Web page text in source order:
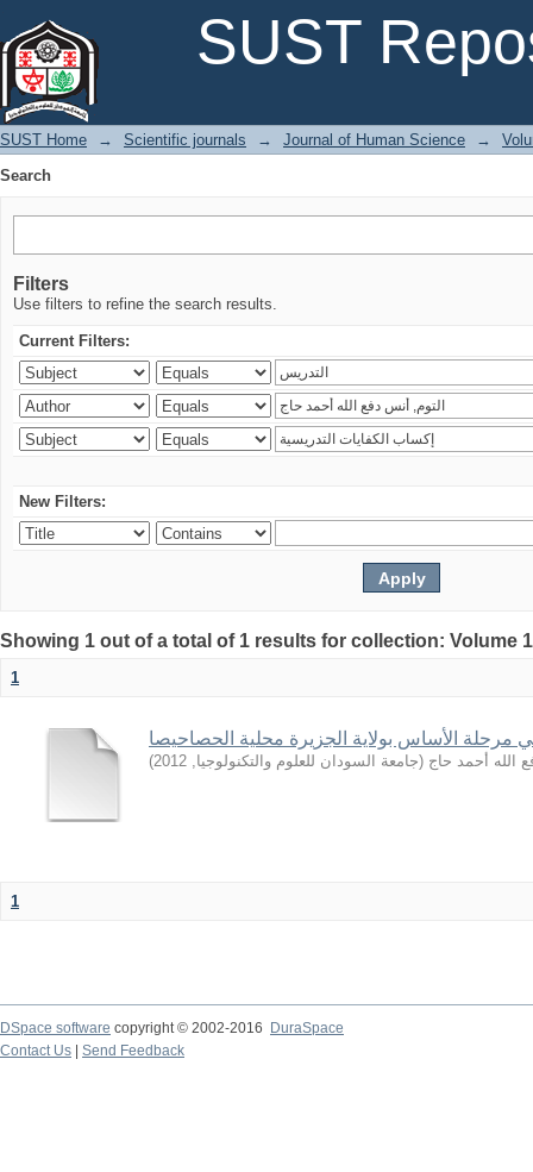
SUST
SUST Home → Scientific journals → Journal of Human Science →
Search
Filters
Use filters to refine the search results.
Current Filters:
New Filters:
Showing 1 out of a total of 1 results for collection: Volume
1
مرحلة الأساس بولاية الجزيرة محلية الحصاحيصا
الله أحمد حاج (جامعة السودان للعلوم والتكنولوجيا,
2012
)
1
DSpace software copyright © 2002-2016
DuraSpace
Contact Us
Send Feedback